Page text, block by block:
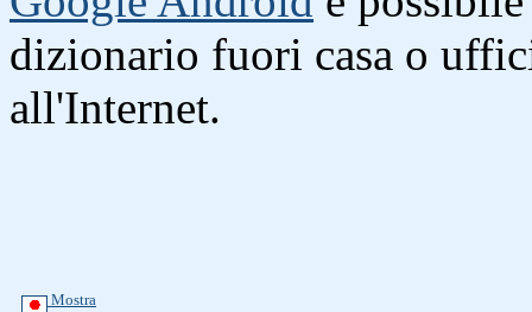
dizionario fuori casa o
all'Internet.
Mostra